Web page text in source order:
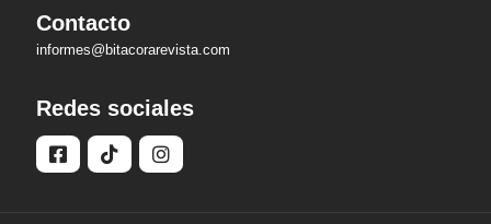
Contacto
informes@bitacorarevista.com
Redes sociales